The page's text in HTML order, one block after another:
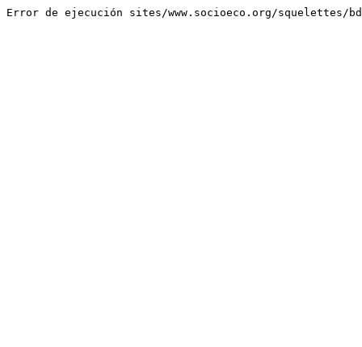
Error de ejecución sites/www.socioeco.org/squelettes/